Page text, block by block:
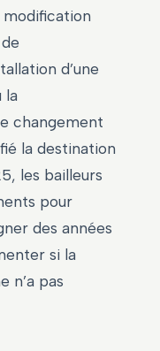
modification
d’une
la
changement
la destination
les bailleurs
pour
des années
si la
n’a pas